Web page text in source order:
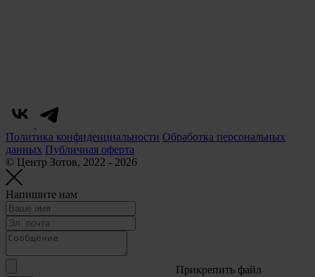
Политика конфиденциальности Обработка персональных
данных Публичная оферта
© Центр Зотов, 2022 - 2026
Напишите нам
Прикрепить файл